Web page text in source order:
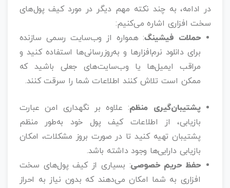
در ادامه، به چند نکته مهم دیگر در مورد کیف پول‌های
سخت‌ افزاری اشاره می‌کنیم:
حملات فیشینگ: همواره از وب‌سایت رسمی سازنده
برای دانلود نرم‌افزارها و به‌روزرسانی‌ها استفاده کنید و
مراقب ایمیل‌ها یا وب‌سایت‌های جعلی باشید که
ممکن است تلاش کنند اطلاعات شما را سرقت کنند.
پشتیبان‌گیری منظم: علاوه بر نگهداری امن عبارت
بازیابی، از اطلاعات کیف پول خود به‌طور منظم
پشتیبان تهیه کنید تا در صورت بروز مشکلات، امکان
بازیابی دارایی‌ها وجود داشته باشد.
حفظ حریم خصوصی: بسیاری از کیف پول‌های سخت‌
افزاری به شما امکان می‌دهند که بدون نیاز به احراز